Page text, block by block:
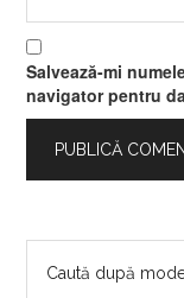
Salvează-mi
navigator pentru